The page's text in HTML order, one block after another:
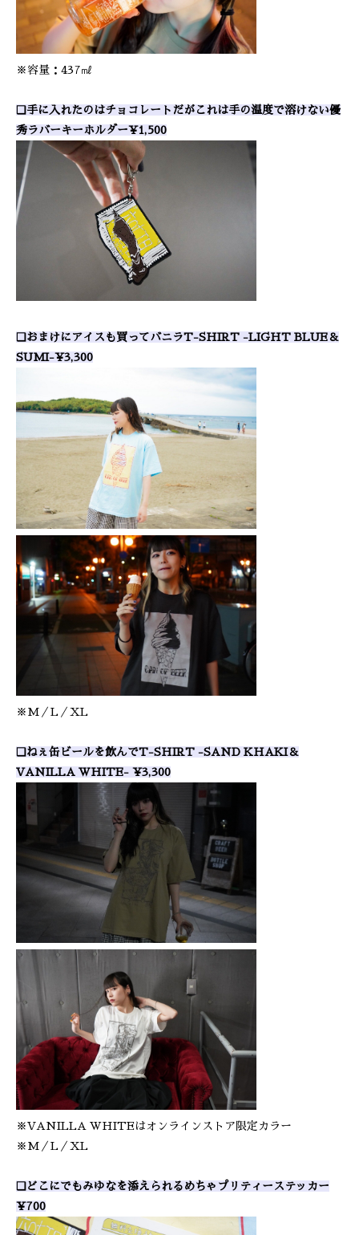
※容量：437㎖
❑手に入れたのはチョコレートだがこれは手の温度で溶けない優
秀ラバーキーホルダー¥1,500
❑おまけにアイスも買ってバニラT-SHIRT -LIGHT BLUE＆
SUMI-¥3,300
※M／L／XL
❑ねぇ缶ビールを飲んでT-SHIRT -SAND KHAKI＆
VANILLA WHITE- ¥3,300
※VANILLA WHITEはオンラインストア限定カラー
※M／L／XL
❑どこにでもみゆなを添えられるめちゃプリティーステッカー
¥700